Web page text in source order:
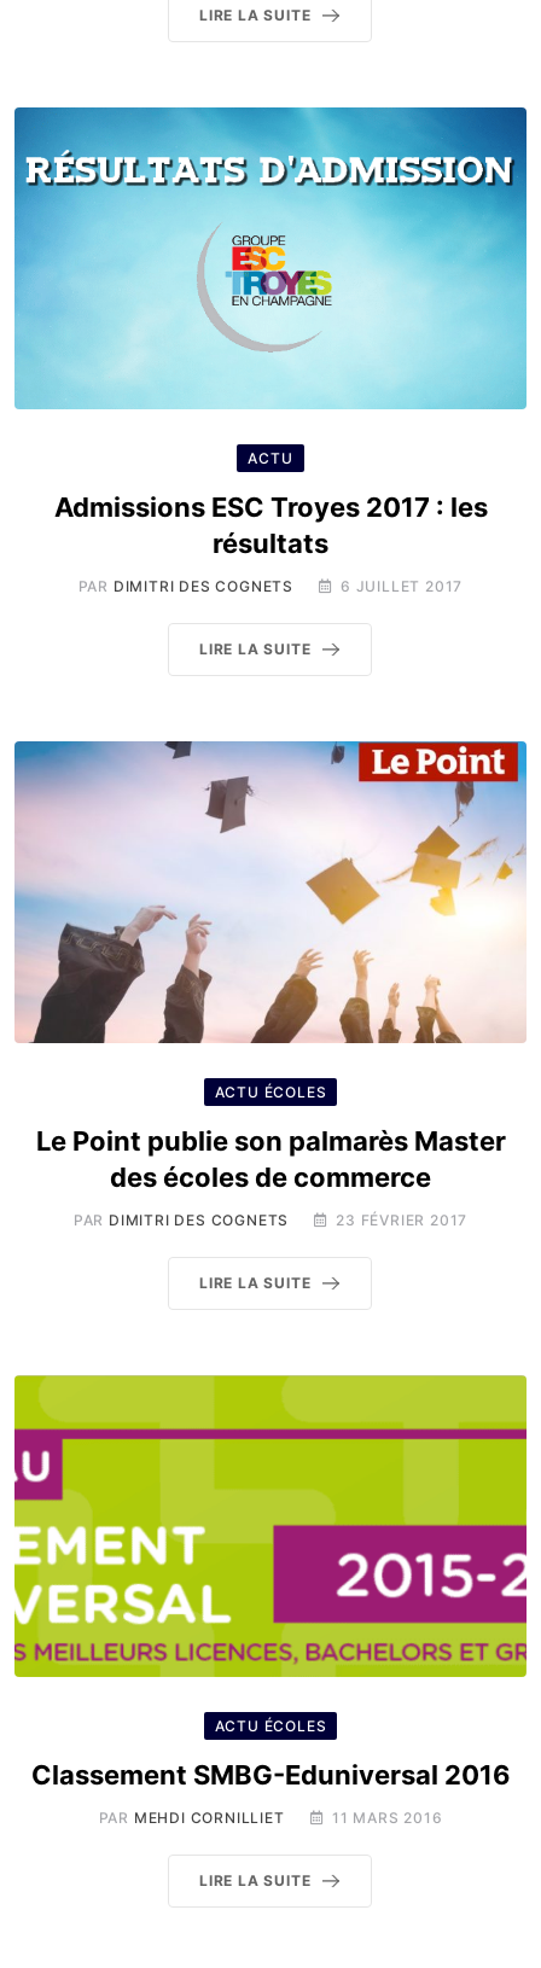
LIRE LA SUITE
ACTU
Admissions ESC Troyes 2017 : les
résultats
PAR DIMITRI DES COGNETS 6 JUILLET 2017
LIRE LA SUITE
ACTU ÉCOLES
Le Point publie son palmarès Master
des écoles de commerce
PAR DIMITRI DES COGNETS 23 FÉVRIER 2017
LIRE LA SUITE
ACTU ÉCOLES
Classement SMBG-Eduniversal 2016
PAR MEHDI CORNILLIET 11 MARS 2016
LIRE LA SUITE